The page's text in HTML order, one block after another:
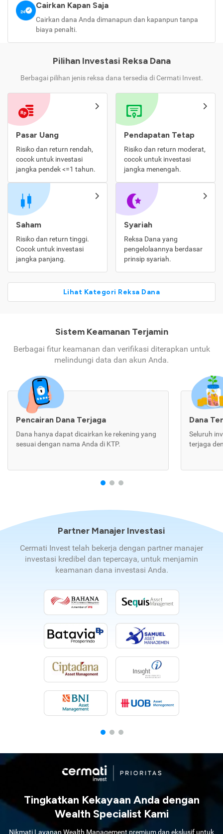
Cairkan Kapan Saja
Cairkan dana Anda dimanapun dan kapanpun tanpa
biaya penalti.
Pilihan Investasi Reksa Dana
Berbagai pilihan jenis reksa dana tersedia di Cermati Invest.
Pasar Uang
Risiko dan return rendah,
cocok untuk investasi
jangka pendek <=1 tahun.
Pendapatan Tetap
Risiko dan return moderat,
cocok untuk investasi
jangka menengah.
Saham
Risiko dan return tinggi.
Cocok untuk investasi
jangka panjang.
Syariah
Reksa Dana yang
pengelolaannya berdasar
prinsip syariah.
Lihat Kategori Reksa Dana
Sistem Keamanan Terjamin
Berbagai fitur keamanan dan verifikasi diterapkan untuk
melindungi data dan akun Anda.
Pencairan Dana Terjaga
Dana hanya dapat dicairkan ke rekening yang
sesuai dengan nama Anda di KTP.
Dana
Seluruh
terjaga
Partner Manajer Investasi
Cermati Invest telah bekerja dengan partner manajer
investasi kredibel dan tepercaya, untuk menjamin
keamanan dana investasi Anda.
Tingkatkan Kekayaan Anda dengan
Wealth Specialist Kami
Nikmati Layanan Wealth Management premium dan ekslusif untuk